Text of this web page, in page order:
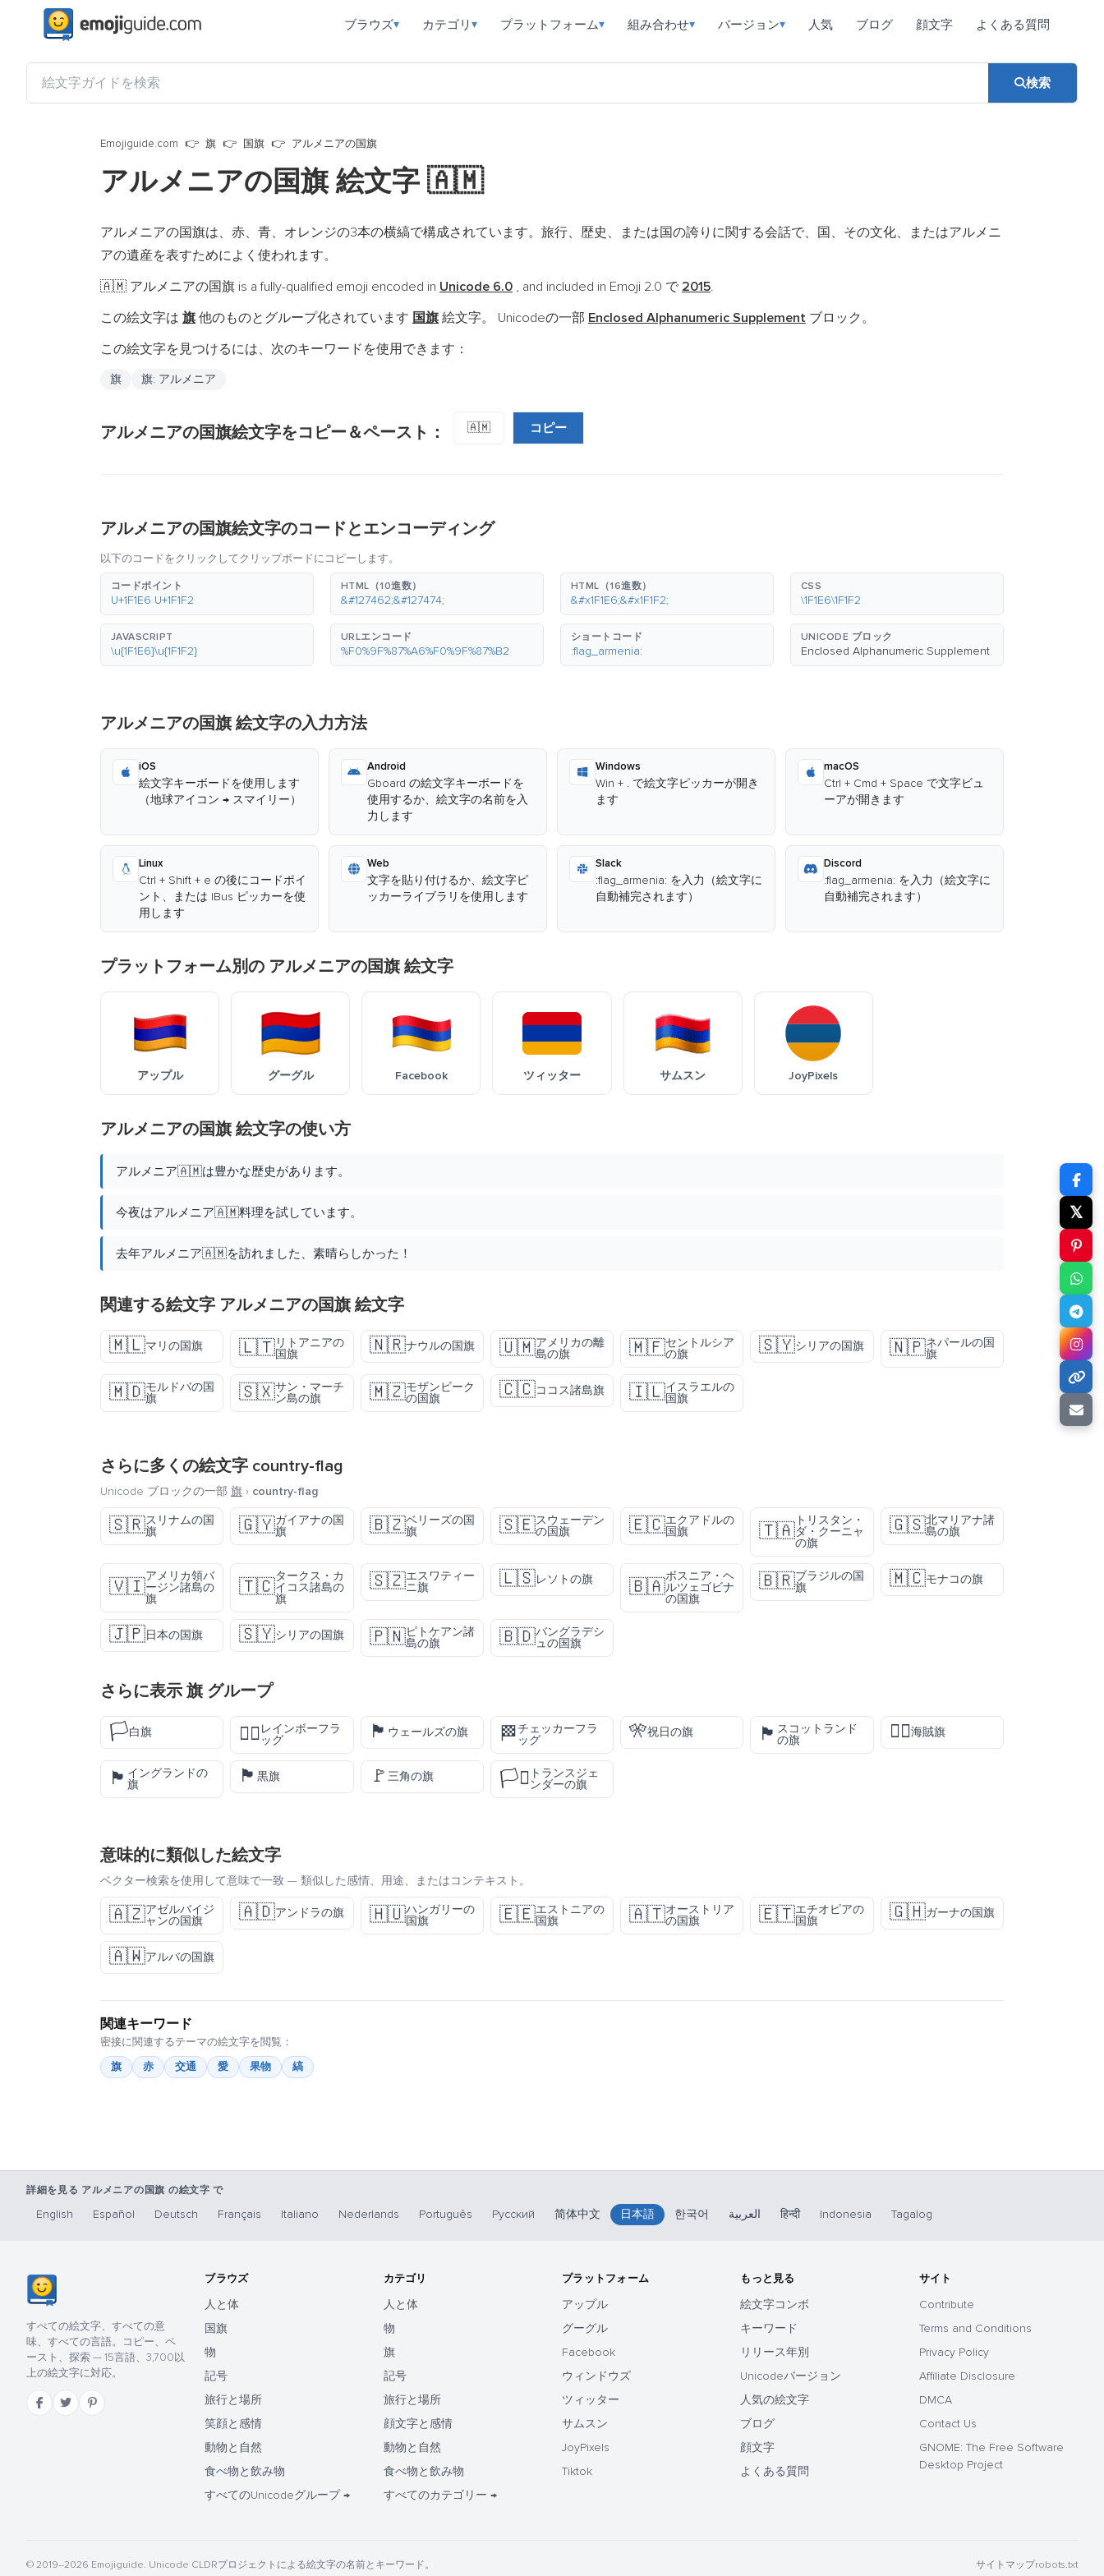
ブラウズ▾ カテゴリ ▾ プラットフォーム▾ 組み合わせ▾ バージョン▾ 人気 ブログ 顔文字 よくある質問
検索
Emojiguide.com 旗 国旗 アルメニアの国旗
アルメニアの国旗 絵文字 🇦🇲
アルメニアの国旗は、赤、青、オレンジの3本の横縞で構成されています。旅行、歴史、または国の誇りに関する会話で、国、その文化、またはアルメニ
アの遺産を表すためによく使われます。
🇦🇲 アルメニアの国旗 is a fully-qualified emoji encoded in Unicode 6.0 , and included in Emoji 2.0 で 2015.
この絵文字は 旗 他のものとグループ化されています 国旗 絵文字。 Unicodeの一部 Enclosed Alphanumeric Supplement ブロック。
この絵文字を見つけるには、次のキーワードを使用できます：
旗 旗: アルメニア
アルメニアの国旗絵文字をコピー＆ペースト： 🇦🇲 コピー
アルメニアの国旗絵文字のコードとエンコーディング
以下のコードをクリックしてクリップボードにコピーします。
コードポイント
U+1F1E6 U+1F1F2
HTML（10進数）
&#127462;&#127474;
HTML（16進数）
&#x1F1E6;&#x1F1F2;
CSS
\1F1E6\1F1F2
JAVASCRIPT
\u{1F1E6}\u{1F1F2}
URLエンコード
%F0%9F%87%A6%F0%9F%87%B2
ショートコード
:flag_armenia:
UNICODE ブロック
Enclosed Alphanumeric Supplement
アルメニアの国旗 絵文字の入力方法
iOS
絵文字キーボードを使用します
（地球アイコン → スマイリー）
Android
Gboard の絵文字キーボードを
使用するか、絵文字の名前を入
力します
Windows
Win + . で絵文字ピッカーが開き
ます
macOS
Ctrl + Cmd + Space で文字ビュ
ーアが開きます
Linux
Ctrl + Shift + e の後にコードポイ
ント、または IBus ピッカーを使
用します
Web
文字を貼り付けるか、絵文字ピ
ッカーライブラリを使用します
Slack
:flag_armenia: を入力（絵文字に
自動補完されます）
Discord
:flag_armenia: を入力（絵文字に
自動補完されます）
プラットフォーム別の アルメニアの国旗 絵文字
アップル グーグル Facebook ツィッター サムスン JoyPixels
アルメニアの国旗 絵文字の使い方
アルメニア🇦🇲は豊かな歴史があります。
今夜はアルメニア🇦🇲料理を試しています。
去年アルメニア🇦🇲を訪れました、素晴らしかった！
関連する絵文字 アルメニアの国旗 絵文字
🇲🇱マリの国旗 🇱🇹リトアニアの
国旗
🇳🇷ナウルの国旗 🇺🇲アメリカの離
島の旗
🇲🇫セントルシア
の旗
🇸🇾シリアの国旗 🇳🇵ネパールの国
旗
🇲🇩モルドバの国
旗
🇸🇽サン・マーチ
ン島の旗
🇲🇿モザンビーク
の国旗
🇨🇨ココス諸島旗 🇮🇱イスラエルの
国旗
さらに多くの絵文字 country-flag
Unicode ブロックの一部 旗 › country-flag
🇸🇷スリナムの国
旗
🇬🇾ガイアナの国
旗
🇧🇿ベリーズの国
旗
🇸🇪スウェーデン
の国旗
🇪🇨エクアドルの
国旗
🇹🇦
トリスタン・
ダ・クーニャ
の旗
🇬🇸北マリアナ諸
島の旗
🇻🇮
アメリカ領バ
ージン諸島の
旗
🇹🇨
タークス・カ
イコス諸島の
旗
🇸🇿エスワティー
ニ旗
🇱🇸レソトの旗 🇧🇦
ボスニア・ヘ
ルツェゴビナ
の国旗
🇧🇷ブラジルの国
旗
🇲🇨モナコの旗
🇯🇵日本の国旗 🇸🇾シリアの国旗 🇵🇳ピトケアン諸
島の旗
🇧🇩バングラデシ
ュの国旗
さらに表示 旗グループ
🏳️白旗 🏳️‍🌈 レインボーフラ
ッグ
🏴󠁧󠁢󠁷󠁬󠁳󠁿 ウェールズの旗 🏁チェッカーフラ
ッグ
🎌祝日の旗 🏴󠁧󠁢󠁳󠁣󠁴󠁿スコットランド
の旗
🏴‍☠️海賊旗
🏴󠁧󠁢󠁥󠁮󠁧󠁿 イングランドの
旗
🏴黒旗 🚩 三角の旗 🏳️‍⚧️ トランスジェ
ンダーの旗
意味的に類似した絵文字
ベクター検索を使用して意味で一致 — 類似した感情、用途、またはコンテキスト。
🇦🇿アゼルバイジ
ャンの国旗
🇦🇩アンドラの旗 🇭🇺ハンガリーの
国旗
🇪🇪エストニアの
国旗
🇦🇹オーストリア
の国旗
🇪🇹エチオピアの
国旗
🇬🇭ガーナの国旗
🇦🇼アルバの国旗
関連キーワード
密接に関連するテーマの絵文字を閲覧：
旗
赤 交通 愛 果物 縞
𝕏
詳細を見る アルメニアの国旗 の絵文字 で
English Español Deutsch Français Italiano Nederlands Português Русский 简体中文 日本語 한국어 العربية हिन्दी Indonesia Tagalog
すべての絵文字、すべての意
味、すべての言語。コピー、ペ
ースト、探索 — 15言語、3,700以
上の絵文字に対応。
ブラウズ
人と体
国旗
物
記号
旅行と場所
笑顔と感情
動物と自然
食べ物と飲み物
すべてのUnicodeグループ →
カテゴリ
人と体
物
旗
記号
旅行と場所
顔文字と感情
動物と自然
食べ物と飲み物
すべてのカテゴリー →
プラットフォーム
アップル
グーグル
Facebook
ウィンドウズ
ツィッター
サムスン
JoyPixels
Tiktok
もっと見る
絵文字コンボ
キーワード
リリース年別
Unicodeバージョン
人気の絵文字
ブログ
顔文字
よくある質問
サイト
Contribute
Terms and Conditions
Privacy Policy
Affiliate Disclosure
DMCA
Contact Us
GNOME: The Free Software
Desktop Project
© 2019–2026 Emojiguide. Unicode CLDRプロジェクトによる絵文字の名前とキーワード。 サイトマップrobots.txt